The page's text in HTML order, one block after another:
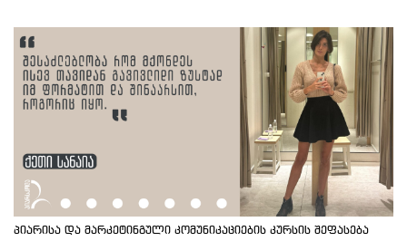
პიარისა და მარკეტინგული კომუნიკაციების კურსის შეფასება